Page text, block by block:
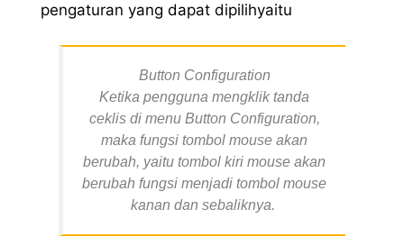
pengaturan yang dapat dipilihyaitu
Button Configuration
Ketika pengguna mengklik tanda
ceklis di menu Button Configuration,
maka fungsi tombol mouse akan
berubah, yaitu tombol kiri mouse akan
berubah fungsi menjadi tombol mouse
kanan dan sebaliknya.